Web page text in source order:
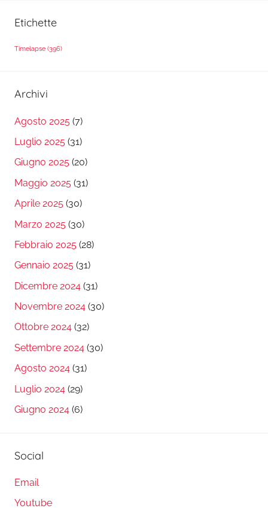
Etichette
Timelapse (396)
Archivi
Agosto 2025 (7)
Luglio 2025 (31)
Giugno 2025 (20)
Maggio 2025 (31)
Aprile 2025 (30)
Marzo 2025 (30)
Febbraio 2025 (28)
Gennaio 2025 (31)
Dicembre 2024 (31)
Novembre 2024 (30)
Ottobre 2024 (32)
Settembre 2024 (30)
Agosto 2024 (31)
Luglio 2024 (29)
Giugno 2024 (6)
Social
Email
Youtube